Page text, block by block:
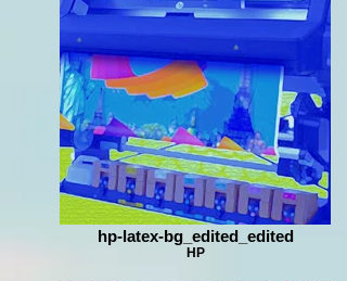
hp-latex-bg_edited_edited
HP